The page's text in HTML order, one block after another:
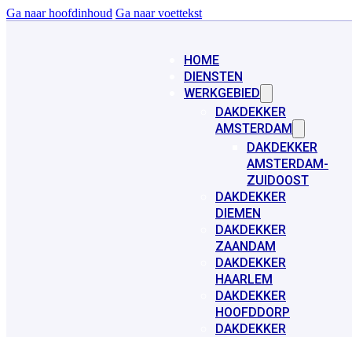
Ga naar hoofdinhoud Ga naar voettekst
HOME
DIENSTEN
WERKGEBIED
DAKDEKKER
AMSTERDAM
DAKDEKKER
AMSTERDAM-
ZUIDOOST
DAKDEKKER
DIEMEN
DAKDEKKER
ZAANDAM
DAKDEKKER
HAARLEM
DAKDEKKER
HOOFDDORP
DAKDEKKER